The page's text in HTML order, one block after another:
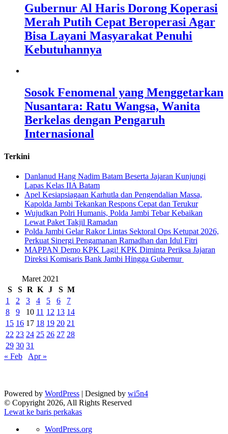
Gubernur Al Haris Dorong Koperasi
Merah Putih Cepat Beroperasi Agar
Bisa Layani Masyarakat Penuhi
Kebutuhannya
Sosok Fenomenal yang Menggetarkan
Nusantara: Ratu Wangsa, Wanita
Berkelas dengan Pengaruh
Internasional
Terkini
Danlanud Hang Nadim Batam Beserta Jajaran Kunjungi
Lapas Kelas IIA Batam
Apel Kesiapsiagaan Karhutla dan Pengendalian Massa,
Kapolda Jambi Tekankan Respons Cepat dan Terukur
Wujudkan Polri Humanis, Polda Jambi Tebar Kebaikan
Lewat Paket Takjil Ramadan
Polda Jambi Gelar Rakor Lintas Sektoral Ops Ketupat 2026,
Perkuat Sinergi Pengamanan Ramadhan dan Idul Fitri
‎MAPPAN Demo KPK Lagi! KPK Diminta Periksa Jajaran
Direksi Komisaris Bank Jambi Hingga Gubernur ‎
Maret 2021
S
S R K J S M
1
2 3 4 5 6
7
8
9 10 11 12 13 14
15 16 17 18 19 20 21
22 23 24 25 26 27 28
29 30 31
« Feb
Apr »
Powered by WordPress | Designed by wi5n4
© Copyright 2026, All Rights Reserved
Lewat ke baris perkakas
TentangWordPress.org